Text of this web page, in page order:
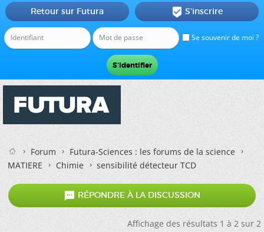
Se souvenir de moi ?
Retour sur Futura  S'inscrire
Forum
Futura-Sciences : les forums de la science
MATIERE
Chimie sensibilité détecteur TCD
 RÉPONDRE À LA DISCUSSION
Affichage des résultats 1 à 2 sur 2